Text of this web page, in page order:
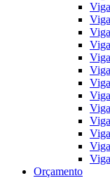
Orçamento